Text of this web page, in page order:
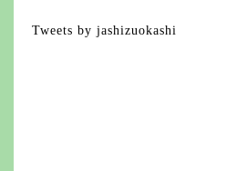
Tweets by jashizuokashi